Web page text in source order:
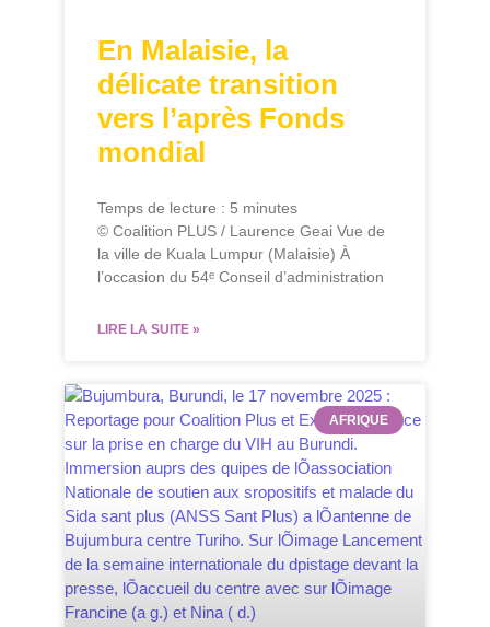
En Malaisie, la
délicate transition
vers l’après Fonds
mondial
Temps de lecture : 5 minutes
© Coalition PLUS / Laurence Geai Vue de
la ville de Kuala Lumpur (Malaisie) À
l’occasion du 54ᵉ Conseil d’administration
LIRE LA SUITE »
AFRIQUE